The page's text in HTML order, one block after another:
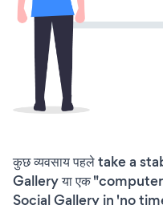
कुछ व्यवसाय पहले take a
Gallery या एक "computer
Social Gallery in 'no time'